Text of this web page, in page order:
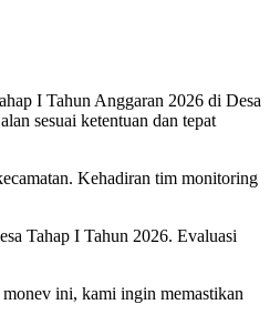
I Tahun Anggaran 2026 di Desa
sesuai ketentuan dan tepat
Kehadiran tim monitoring
Tahap I Tahun 2026. Evaluasi
ini, kami ingin memastikan